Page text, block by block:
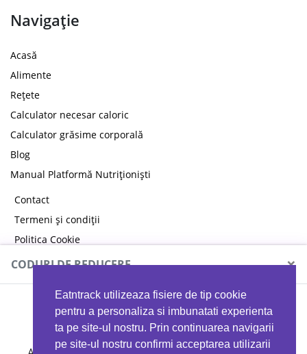
Eatntrack utilizeaza fisiere de tip cookie
pentru a personaliza si imbunatati experienta
ta pe site-ul nostru. Prin continuarea navigarii
pe site-ul nostru confirmi acceptarea utilizarii
Navigație
Acasă
Alimente
Rețete
Calculator necesar caloric
Calculator grăsime corporală
Blog
Manual Platformă Nutriționiști
Contact
Termeni și condiții
Politica Cookie
Politica de confidențialitate
CODURI DE REDUCERE ×
MYPROTEIN